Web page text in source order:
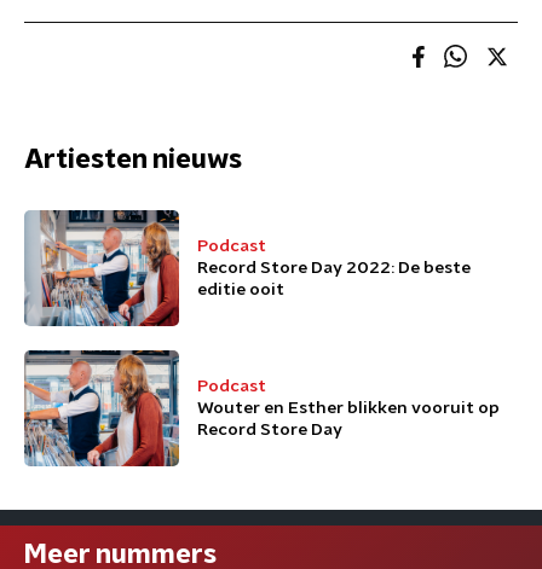
Artiesten nieuws
Podcast
Record Store Day 2022: De beste
editie ooit
Podcast
Wouter en Esther blikken vooruit op
Record Store Day
Meer nummers